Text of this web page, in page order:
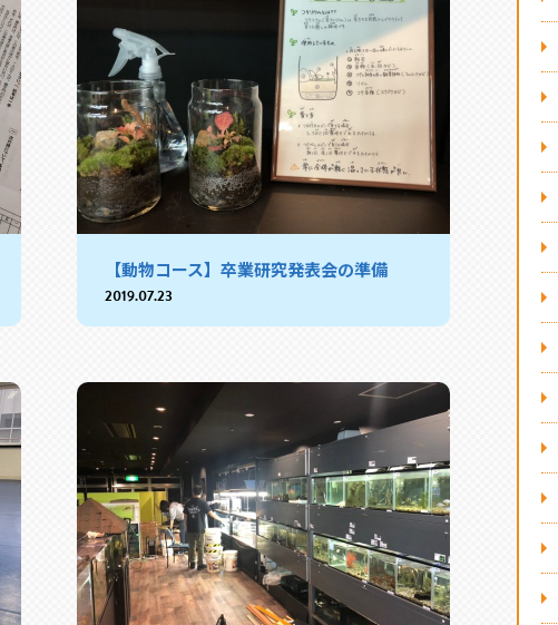
【動物コース】卒業研究発表会の準備
2019.07.23